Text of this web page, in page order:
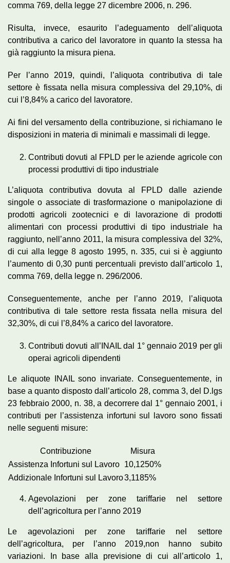
comma 769, della legge 27 dicembre 2006, n. 296.
Risulta, invece, esaurito l’adeguamento dell’aliquota
contributiva a carico del lavoratore in quanto la stessa ha
già raggiunto la misura piena.
Per l’anno 2019, quindi, l’aliquota contributiva di tale
settore è fissata nella misura complessiva del 29,10%, di
cui l’8,84% a carico del lavoratore.
Ai fini del versamento della contribuzione, si richiamano le
disposizioni in materia di minimali e massimali di legge.
Contributi dovuti al FPLD per le aziende agricole con
processi produttivi di tipo industriale
L’aliquota contributiva dovuta al FPLD dalle aziende
singole o associate di trasformazione o manipolazione di
prodotti agricoli zootecnici e di lavorazione di prodotti
alimentari con processi produttivi di tipo industriale ha
raggiunto, nell’anno 2011, la misura complessiva del 32%,
di cui alla legge 8 agosto 1995, n. 335, cui si è aggiunto
l’aumento di 0,30 punti percentuali previsto dall’articolo 1,
comma 769, della legge n. 296/2006.
Conseguentemente, anche per l’anno 2019, l’aliquota
contributiva di tale settore resta fissata nella misura del
32,30%, di cui l’8,84% a carico del lavoratore.
Contributi dovuti all’INAIL dal 1° gennaio 2019 per gli
operai agricoli dipendenti
Le aliquote INAIL sono invariate. Conseguentemente, in
base a quanto disposto dall’articolo 28, comma 3, del D.lgs
23 febbraio 2000, n. 38, a decorrere dal 1° gennaio 2001, i
contributi per l’assistenza infortuni sul lavoro sono fissati
nelle seguenti misure:
Contribuzione
Misura
Assistenza Infortuni sul Lavoro 10,1250%
Addizionale Infortuni sul Lavoro3,1185%
Agevolazioni per zone tariffarie nel settore
dell’agricoltura per l’anno 2019
Le agevolazioni per zone tariffarie nel settore
dell’agricoltura, per l’anno 2019,non hanno subito
variazioni. In base alla previsione di cui all’articolo 1,